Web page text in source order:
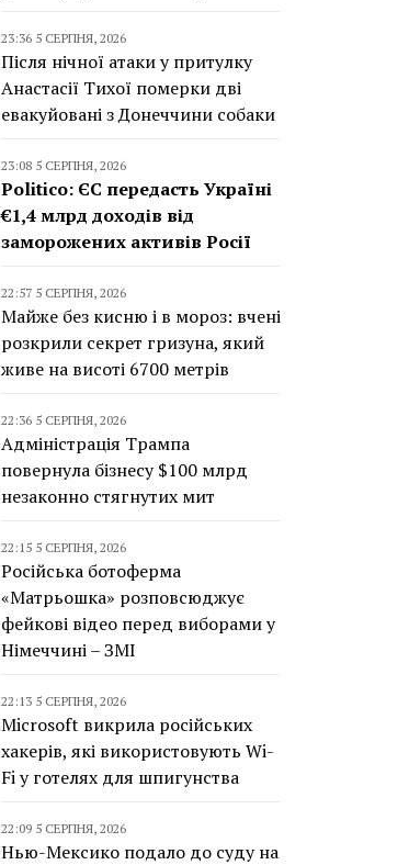
23:36 5 СЕРПНЯ, 2026
Після нічної атаки у притулку
Анастасії Тихої померки дві
евакуйовані з Донеччини собаки
23:08 5 СЕРПНЯ, 2026
Politico: ЄС передасть Україні
€1,4 млрд доходів від
заморожених активів Росії
22:57 5 СЕРПНЯ, 2026
Майже без кисню і в мороз: вчені
розкрили секрет гризуна, який
живе на висоті 6700 метрів
22:36 5 СЕРПНЯ, 2026
Адміністрація Трампа
повернула бізнесу $100 млрд
незаконно стягнутих мит
22:15 5 СЕРПНЯ, 2026
Російська ботоферма
«Матрьошка» розповсюджує
фейкові відео перед виборами у
Німеччині – ЗМІ
22:13 5 СЕРПНЯ, 2026
Microsoft викрила російських
хакерів, які використовують Wi-
Fi у готелях для шпигунства
22:09 5 СЕРПНЯ, 2026
Нью-Мексико подало до суду на